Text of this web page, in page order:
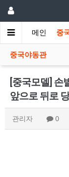
메인 중
중국야동관
[중국모델] 손
앞으로 뒤로
관리자 0